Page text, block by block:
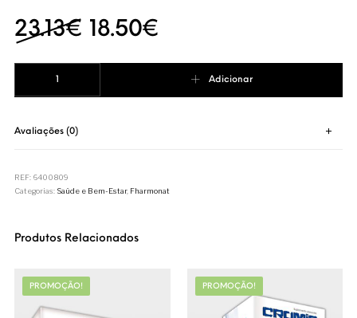
23.13€ O preço original era:
18.50€
Adicionar
Avaliações (0)
REF: 6400809
Categorias: Saúde e Bem-Estar, Fharmonat
Produtos Relacionados
PROMOÇÃO! PROMOÇÃO!